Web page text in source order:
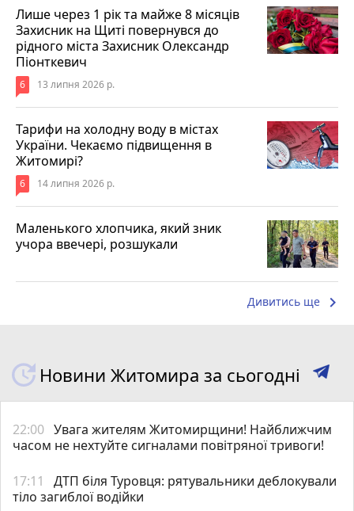
Лише через 1 рік та майже 8 місяців
Захисник на Щиті повернувся до
рідного міста Захисник Олександр
Піонткевич
6 13 липня 2026 р.
Тарифи на холодну воду в містах
України. Чекаємо підвищення в
Житомирі?
6 14 липня 2026 р.
Маленького хлопчика, який зник
учора ввечері, розшукали
Дивитись ще keyboard_arrow_right
Новини Житомира за сьогодні
22:00 Увага жителям Житомирщини! Найближчим
часом не нехтуйте сигналами повітряної тривоги!
17:11
ДТП біля Туровця: рятувальники деблокували
тіло загиблої водійки